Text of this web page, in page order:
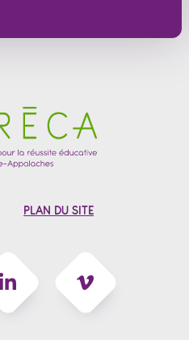
PLAN DU SITE